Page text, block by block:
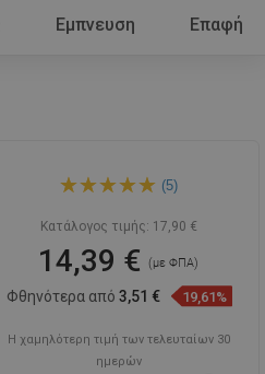
Εμπνευση Επαφή
μονού αποτελέσματος, ροζ
(5)
Κατάλογος τιμής: 17,90 €
14,39 €(με ΦΠΑ)
Φθηνότερα από 3,51 € 19,61%
Η χαμηλότερη τιμή των τελευταίων 30
ημερών